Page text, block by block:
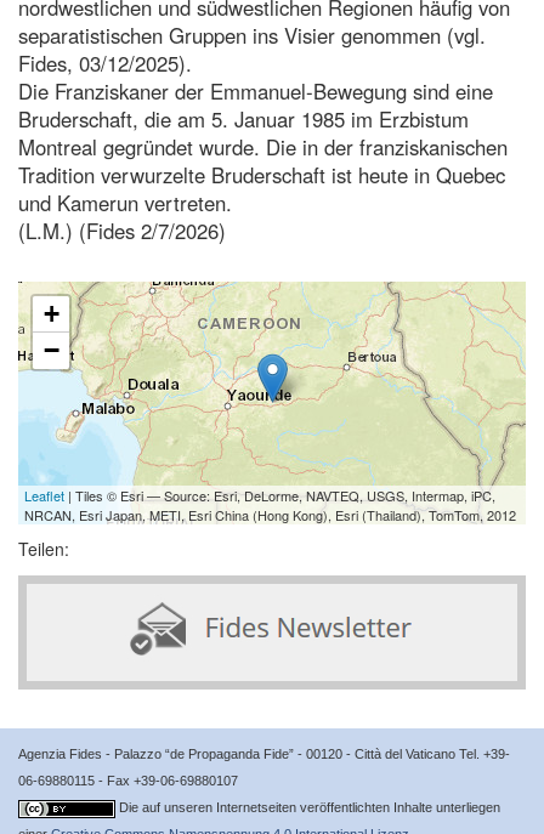
nordwestlichen und südwestlichen Regionen häufig von
separatistischen Gruppen ins Visier genommen (vgl.
Fides, 03/12/2025).
Die Franziskaner der Emmanuel-Bewegung sind eine
Bruderschaft, die am 5. Januar 1985 im Erzbistum
Montreal gegründet wurde. Die in der franziskanischen
Tradition verwurzelte Bruderschaft ist heute in Quebec
und Kamerun vertreten.
(L.M.) (Fides 2/7/2026)
+
−
Leaflet | Tiles © Esri — Source: Esri, DeLorme, NAVTEQ, USGS, Intermap, iPC,
NRCAN, Esri Japan, METI, Esri China (Hong Kong), Esri (Thailand), TomTom, 2012
Teilen:
Agenzia Fides - Palazzo “de Propaganda Fide” - 00120 - Città del Vaticano Tel. +39-
06-69880115 - Fax +39-06-69880107
Die auf unseren Internetseiten veröffentlichten Inhalte unterliegen